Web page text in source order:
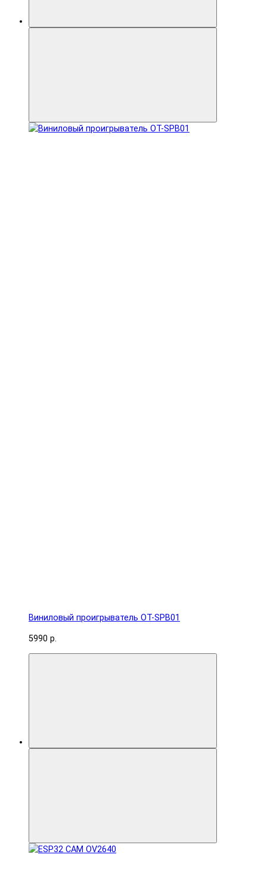
Виниловый проигрыватель OT-SPB01
5990 р.